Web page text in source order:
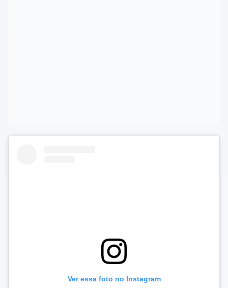
Ver essa foto no Instagram